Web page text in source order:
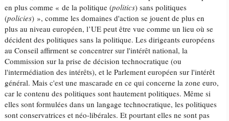
en plus comme « de la politique (politics) sans politiques
(policies) », comme les domaines d'action se jouent de plus en
plus au niveau européen, l’UE peut être vue comme un lieu où se
décident des politiques sans la politique. Les dirigeants européens
au Conseil affirment se concentrer sur l'intérêt national, la
Commission sur la prise de décision technocratique (ou
l'intermédiation des intérêts), et le Parlement européen sur l'intérêt
général. Mais c'est une mascarade en ce qui concerne la zone euro,
car le contenu des politiques sont hautement politiques. Même si
elles sont formulées dans un langage technocratique, les politiques
sont conservatrices et néo-libérales. Et pourtant elles ne sont pas